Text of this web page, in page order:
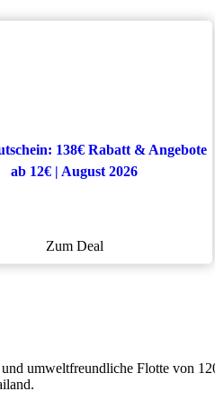
138€ Rabatt & Angebote
ab 12€ | August 2026
Zum Deal
umweltfreundliche Flotte von